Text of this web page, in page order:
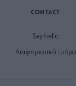
CONTACT
Say hello
Διαφημιστικό τμήμα